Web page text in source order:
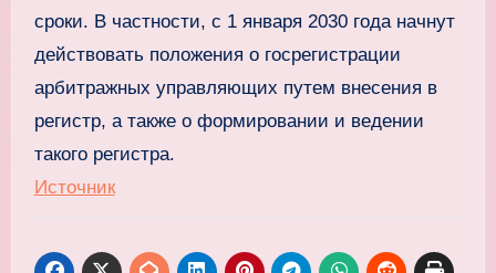
сроки. В частности, с 1 января 2030 года начнут
действовать положения о госрегистрации
арбитражных управляющих путем внесения в
регистр, а также о формировании и ведении
такого регистра.
Источник